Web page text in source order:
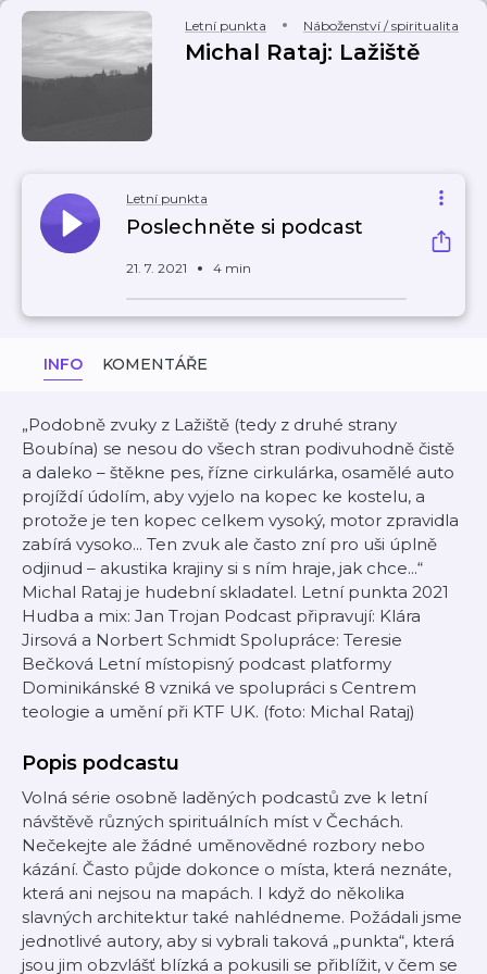
Letní punkta Náboženství / spiritualita
Michal Rataj: Lažiště
Letní punkta
Poslechněte si podcast
21. 7. 2021 4 min
INFO KOMENTÁŘE
„Podobně zvuky z Lažiště (tedy z druhé strany
Boubína) se nesou do všech stran podivuhodně čistě
a daleko – štěkne pes, řízne cirkulárka, osamělé auto
projíždí údolím, aby vyjelo na kopec ke kostelu, a
protože je ten kopec celkem vysoký, motor zpravidla
zabírá vysoko... Ten zvuk ale často zní pro uši úplně
odjinud – akustika krajiny si s ním hraje, jak chce...“
Michal Rataj je hudební skladatel. Letní punkta 2021
Hudba a mix: Jan Trojan Podcast připravují: Klára
Jirsová a Norbert Schmidt Spolupráce: Teresie
Bečková Letní místopisný podcast platformy
Dominikánské 8 vzniká ve spolupráci s Centrem
teologie a umění při KTF UK. (foto: Michal Rataj)
Popis podcastu
Volná série osobně laděných podcastů zve k letní
návštěvě různých spirituálních míst v Čechách.
Nečekejte ale žádné uměnovědné rozbory nebo
kázání. Často půjde dokonce o místa, která neznáte,
která ani nejsou na mapách. I když do několika
slavných architektur také nahlédneme. Požádali jsme
jednotlivé autory, aby si vybrali taková „punkta“, která
jsou jim obzvlášť blízká a pokusili se přiblížit, v čem se